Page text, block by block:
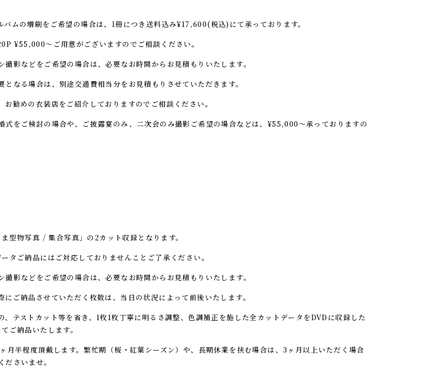
ムの増刷をご希望の場合は、1冊につき送料込み¥17,600(税込)にて承っております。
¥55,000〜ご用意がございますのでご相談ください。
影などをご希望の場合は、必要なお時間からお見積もりいたします。
なる場合は、別途交通費相当分をお見積もりさせていただきます。
勧めの衣装店をご紹介しておりますのでご相談ください。
式をご検討の場合や、ご披露宴のみ、二次会のみ撮影ご希望の場合などは、¥55,000〜承っておりますの
型物写真 / 集合写真」の2カット収録となります。
タご納品にはご対応しておりませんことご了承ください。
影などをご希望の場合は、必要なお時間からお見積もりいたします。
ご納品させていただく枚数は、当日の状況によって前後いたします。
テストカット等を省き、1枚1枚丁寧に明るさ調整、色調補正を施した全カットデータをDVDに収録した
ご納品いたします。
月半程度頂戴します。繁忙期（桜・紅葉シーズン）や、長期休業を挟む場合は、3ヶ月以上いただく場合
さいませ。